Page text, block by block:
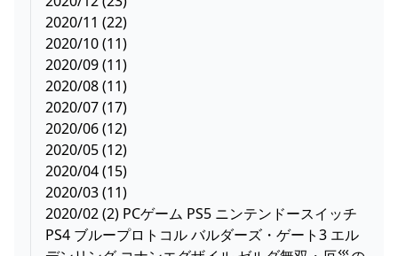
2020/11 (22)
2020/10 (11)
2020/09 (11)
2020/08 (11)
2020/07 (17)
2020/06 (12)
2020/05 (12)
2020/04 (15)
2020/03 (11)
2020/02 (2) PCゲーム PS5 ニンテンドースイッチ
PS4 ブループロトコル バルダーズ・ゲート3 エル